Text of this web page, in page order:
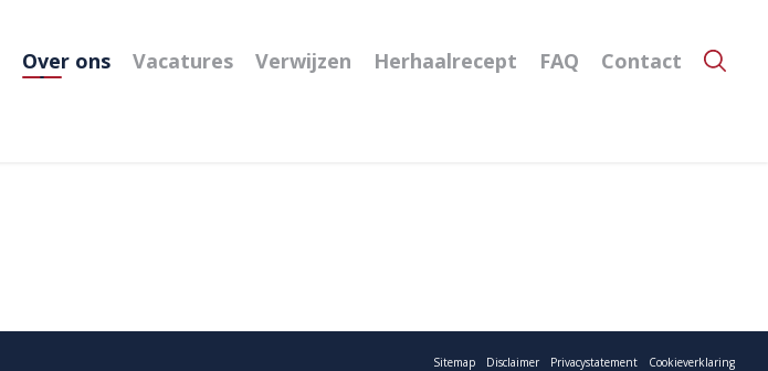
Over ons Vacatures Verwijzen Herhaalrecept FAQ Contact
Sitemap Disclaimer Privacystatement Cookieverklaring